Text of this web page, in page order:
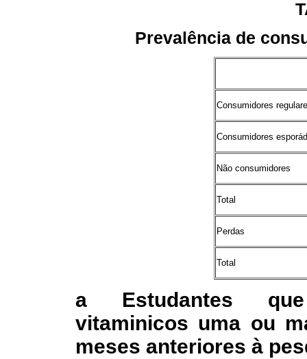
Prevalência de
Consumidores
Consumidores
Não consumidores
Total
Perdas
Total
a Estudantes
vitaminicos uma ou
meses anteriores à